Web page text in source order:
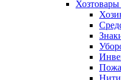
Хозтовары